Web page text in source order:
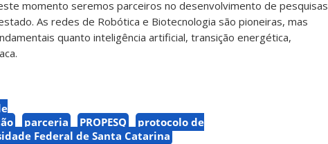
momento seremos parceiros no desenvolvimento de pesquisas
As redes de Robótica e Biotecnologia são pioneiras, mas
quanto inteligência artificial, transição energética,
parceria PROPESQ
protocolo de
Federal de Santa Catarina